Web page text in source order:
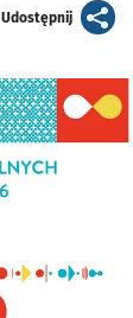
Udostępnijartykuł